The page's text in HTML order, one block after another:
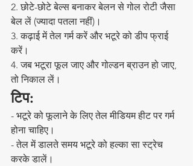
2. छोटे-छोटे बेल्स बनाकर बेलन से गोल रोटी जैसा
बेल लें (ज्यादा पतला नहीं)।
3. कढ़ाई में तेल गर्म करें और भटूरे को डीप फ्राई
करें।
4. जब भटूरा फूल जाए और गोल्डन ब्राउन हो जाए,
तो निकाल लें।
टिप:
- भटूरे को फूलाने के लिए तेल मीडियम हीट पर गर्म
होना चाहिए।
- तेल में डालते समय भटूरे को हल्का सा स्ट्रेच
करके डालें।